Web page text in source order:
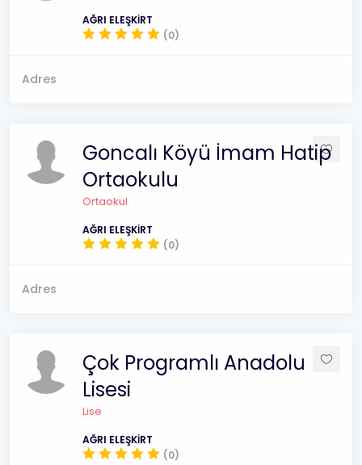
AĞRI ELEŞKİRT
(0)
Adres
Goncalı Köyü İmam Hatip
Ortaokulu
Ortaokul
AĞRI ELEŞKİRT
(0)
Adres
Çok Programlı Anadolu
Lisesi
Lise
AĞRI ELEŞKİRT
(0)